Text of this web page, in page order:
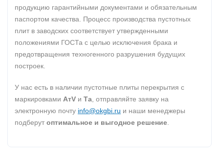
продукцию гарантийными документами и обязательным
паспортом качества. Процесс производства пустотных
плит в заводских соответствует утвержденными
положениями ГОСТа с целью исключения брака и
предотвращения техногенного разрушения будущих
построек.
У нас есть в наличии пустотные плиты перекрытия с
маркировками AтV и Та , отправляйте заявку на
электронную почту info@okgbi.ru и наши менеджеры
подберут оптимальное и выгодное решение